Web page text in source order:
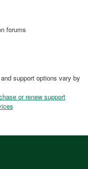
forums
support options vary by
or renew support